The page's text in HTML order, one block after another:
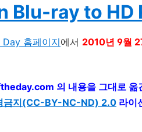
Blu-ray to HD
홈페이지에서 2010년 9월
의 내용을 그대로 옮
금지(CC-BY-NC-ND) 2.0 라이